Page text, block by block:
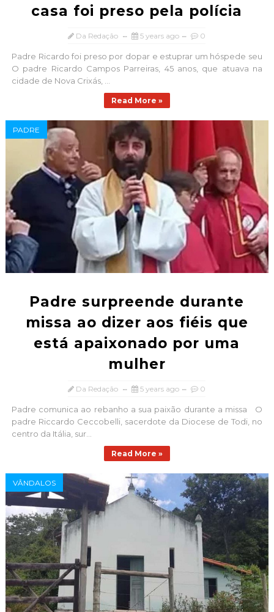
casa foi preso pela polícia
Da Redação 5 years ago 0
Padre Ricardo foi preso por dopar e estuprar um hóspede seu
O padre Ricardo Campos Parreiras, 45 anos, que atuava na
cidade de Nova Crixás, ...
Read More »
PADRE
Padre surpreende durante
missa ao dizer aos fiéis que
está apaixonado por uma
mulher
Da Redação 5 years ago 0
Padre comunica ao rebanho a sua paixão durante a missa O
padre Riccardo Ceccobelli, sacerdote da Diocese de Todi, no
centro da Itália, sur...
Read More »
VÂNDALOS